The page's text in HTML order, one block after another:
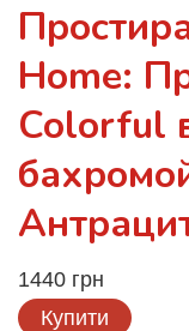
Home:
Colorful
1440 грн
Купити